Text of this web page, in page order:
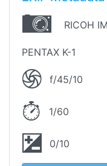
RICOH
PENTAX K-1
f/45/10
1/60
0/10